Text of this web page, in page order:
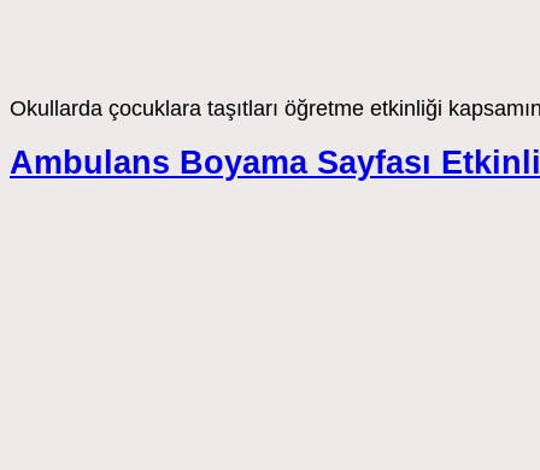
Okullarda çocuklara taşıtları öğretme etkinliği
Ambulans Boyama Sayfası